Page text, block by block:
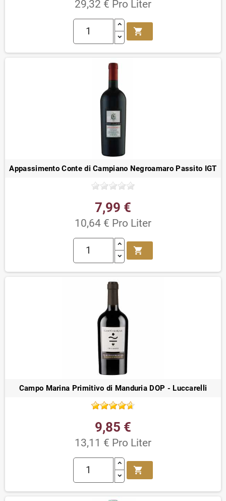
29,32 € Pro Liter
shopping_cart
Appassimento Conte di Campiano Negroamaro Passito IGT
7,99 €
10,64 € Pro Liter
shopping_cart
Campo Marina Primitivo di Manduria DOP - Luccarelli
9,85 €
13,11 € Pro Liter
shopping_cart